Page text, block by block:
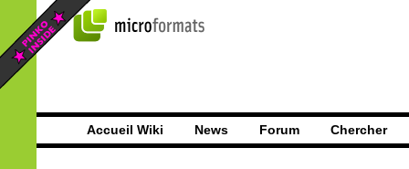
Accueil Wiki News Forum Chercher